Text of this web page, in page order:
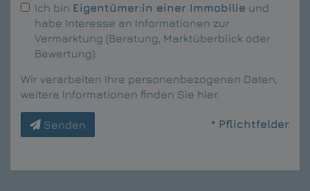
Ich bin Eigentümer:in einer Immobilie und
habe Interesse an Informationen zur
Vermarktung (Beratung, Marktüberblick oder
Bewertung).
Wir verarbeiten Ihre personenbezogenen Daten,
weitere Informationen finden Sie hier.
Senden * Pflichtfelder